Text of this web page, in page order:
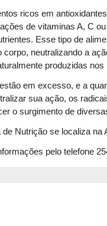
ricos em
de vitaminas A, C
Esse tipo de
corpo, neutralizando a
produzidas
em excesso, e a
sua ação, os
o surgimento de
de Nutrição se localiza na
pelo telefone